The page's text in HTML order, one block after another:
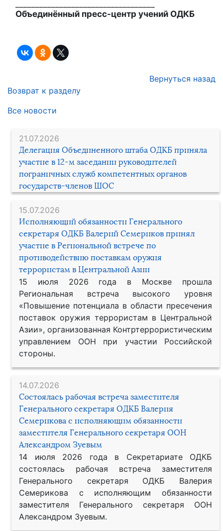
21.07.2026
Делегация Объединенного штаба ОДКБ приняла
участие в 12-м заседании руководителей
пограничных служб компетентных органов
государств-членов ШОС
15.07.2026
Исполняющий обязанности Генерального
секретаря ОДКБ Валерий Семериков принял
участие в Региональной встрече по
противодействию поставкам оружия
террористам в Центральной Азии
15 июля 2026 года в Москве прошла
Региональная встреча высокого уровня
«Повышение потенциала в области пресечения
поставок оружия террористам в Центральной
Азии», организованная Контртеррористическим
управлением ООН при участии Российской
стороны.
14.07.2026
Состоялась рабочая встреча заместителя
Генерального секретаря ОДКБ Валерия
Семерикова с исполняющим обязанности
заместителя Генерального секретаря ООН
Александром Зуевым
14 июля 2026 года в Секретариате ОДКБ
состоялась рабочая встреча заместителя
Генерального секретаря ОДКБ Валерия
Семерикова с исполняющим обязанности
заместителя Генерального секретаря ООН
Александром Зуевым.
Объединённый пресс-центр учений ОДКБ
Вернуться назад
Возврат к разделу
Все новости